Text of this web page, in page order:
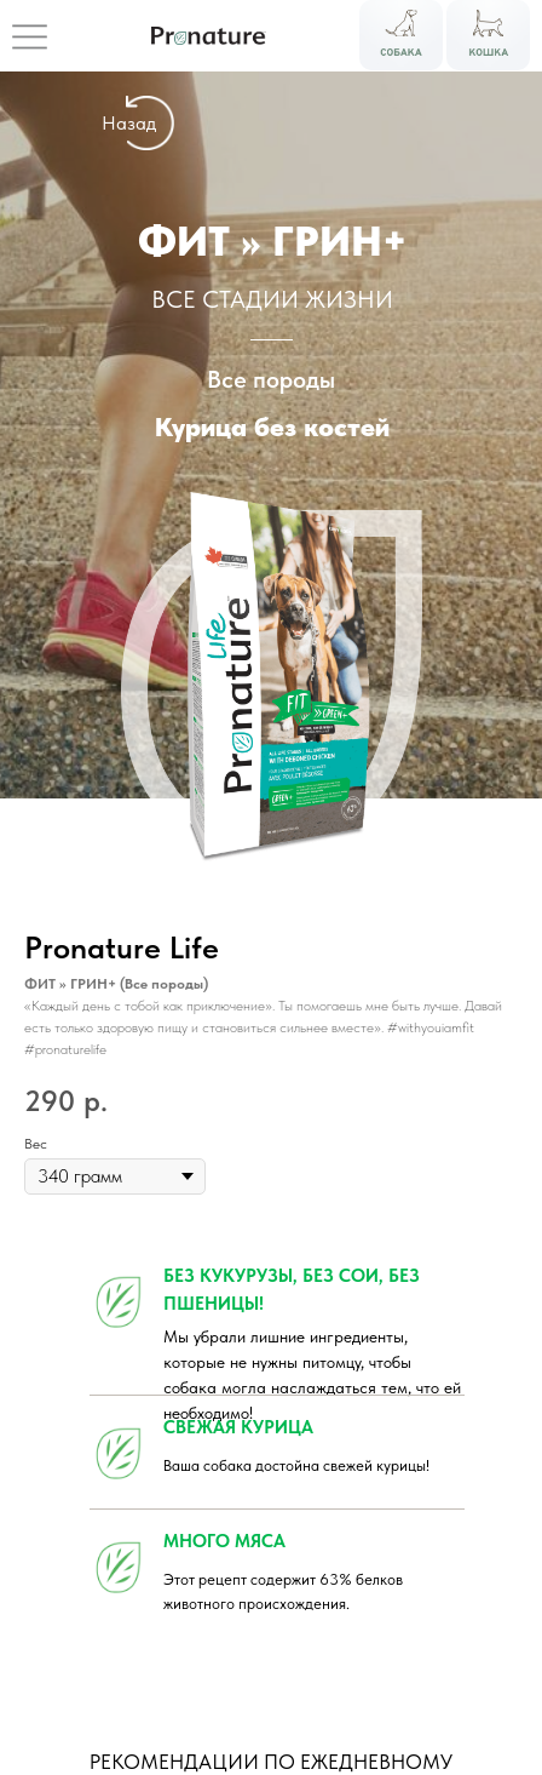
ФИТ >> ГРИН+
ВСЕ СТАДИИ ЖИЗНИ
Все породы
Курица без костей
Назад
Pronature Life
ФИТ >> ГРИН+ (Все породы)
«Каждый день с тобой как приключение». Ты помогаешь мне быть лучше. Давай
есть только здоровую пищу и становиться сильнее вместе». #withyouiamfit
#pronaturelife
290 р.
Вес
БЕЗ КУКУРУЗЫ, БЕЗ СОИ, БЕЗ
ПШЕНИЦЫ!
Мы убрали лишние ингредиенты,
которые не нужны питомцу, чтобы
собака могла наслаждаться тем, что ей
необходимо!
СВЕЖАЯ КУРИЦА
Ваша собака достойна свежей курицы!
МНОГО МЯСА
Этот рецепт содержит 63% белков
животного происхождения.
РЕКОМЕНДАЦИИ ПО ЕЖЕДНЕВНОМУ